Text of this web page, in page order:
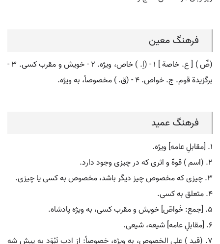
فرهنگ معین
(صِّ ) [ ع. خاصة ] ۱ - (اِ. ) خاص، ویژه. ۲ - خویش و مقرب کسی. ۳ -
برگزیدة قوم. ج. خواص. ۴ - (ق. ) مخصوصاً، به ویژه.
فرهنگ عمید
۱. [مقابلِ عامه] ویژه.
۲. (اسم ) قوهّ و اثری که در چیزی وجود دارد.
۳. چیزی که مخصوص چیز دیگر باشد، مخصوص به کسی یا چیزی.
۴. متعلق به کسی.
۵. [جمع: خَواصّ] خویش و مقرب کسی، به ویژه پادشاه.
۶. [مقابلِ عامه] شیعه، شیعی.
۷. (قید ) علی الخصوص، به ویژه، خصوصاً: از ادب نَبْوَد به پیش شه